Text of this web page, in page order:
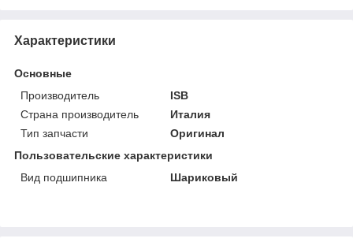
Характеристики
Основные
Производитель
ISB
Страна производитель
Италия
Тип запчасти
Оригинал
Пользовательские характеристики
Вид подшипника
Шариковый